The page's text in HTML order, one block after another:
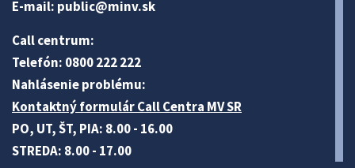
E-mail: public@minv.sk
Call centrum:
Telefón: 0800 222 222
Nahlásenie problému:
Kontaktný formulár Call Centra MV SR
PO, UT, ŠT, PIA: 8.00 - 16.00
STREDA: 8.00 - 17.00